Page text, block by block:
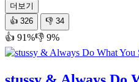
더보기
👍 326 👎 34
👍 91%👎 9%